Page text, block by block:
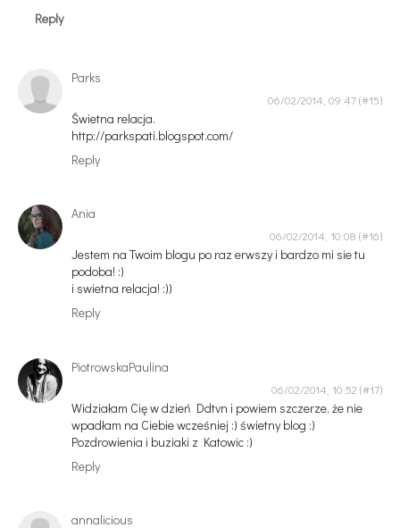
Reply
Parks
06/02/2014, 09:47
Świetna relacja.
http://parkspati.blogspot.com/
Reply
Ania
06/02/2014, 10:08
Jestem na Twoim blogu po raz erwszy i bardzo mi sie tu
podoba! :)
i swietna relacja! :))
Reply
PiotrowskaPaulina
06/02/2014, 10:52
Widziałam Cię w dzień Ddtvn i powiem szczerze, że nie
wpadłam na Ciebie wcześniej :) świetny blog :)
Pozdrowienia i buziaki z Katowic :)
Reply
annalicious